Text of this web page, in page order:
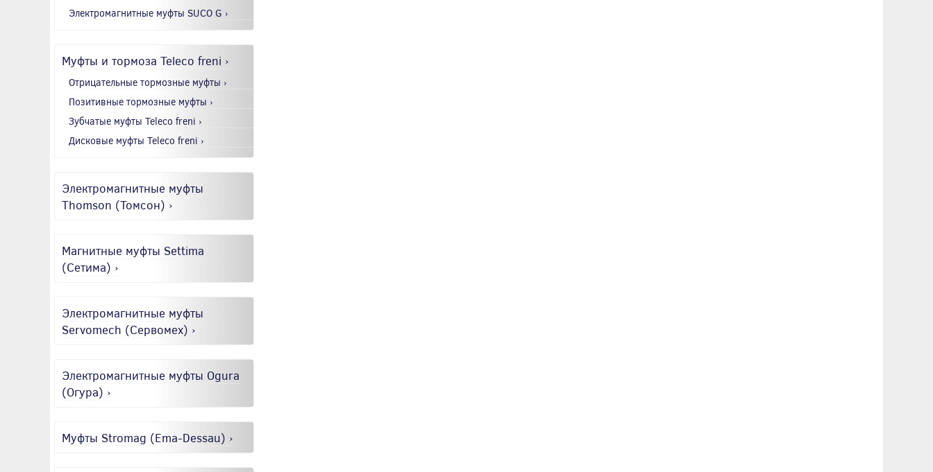
Электромагнитные муфты SUCO G ›
Муфты и тормоза Teleco freni ›
Отрицательные тормозные муфты ›
Позитивные тормозные муфты ›
Зубчатые муфты Teleco freni ›
Дисковые муфты Teleco freni ›
Электромагнитные муфты
Thomson (Томсон) ›
Магнитные муфты Settima
(Сетима) ›
Электромагнитные муфты
Servomech (Сервомех) ›
Электромагнитные муфты Ogura
(Огура) ›
Муфты Stromag (Ema-Dessau) ›